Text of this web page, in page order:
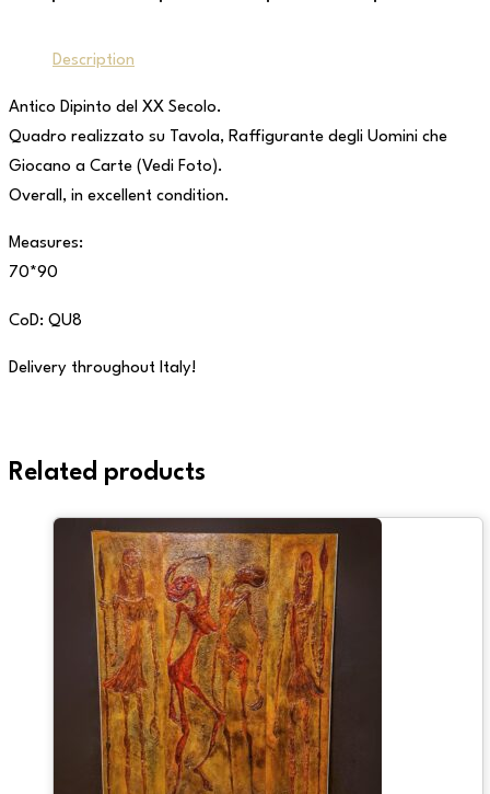
Description
Antico Dipinto del XX Secolo.
Quadro realizzato su Tavola, Raffigurante degli Uomini che
Giocano a Carte (Vedi Foto).
Overall, in excellent condition.
Measures:
70*90
CoD: QU8
Delivery throughout Italy!
Related products